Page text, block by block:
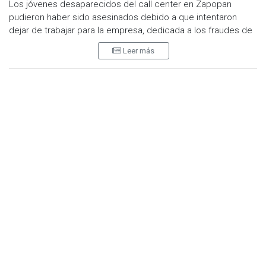
Los jóvenes desaparecidos del call center en Zapopan
pudieron haber sido asesinados debido a que intentaron
dejar de trabajar para la empresa, dedicada a los fraudes de
tiempos compartidos.
Leer más